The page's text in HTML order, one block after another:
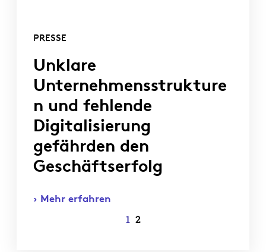
PRESSE
Unklare
Unternehmensstrukture
n und fehlende
Digitalisierung
gefährden den
Geschäftserfolg
Mehr erfahren
1 2